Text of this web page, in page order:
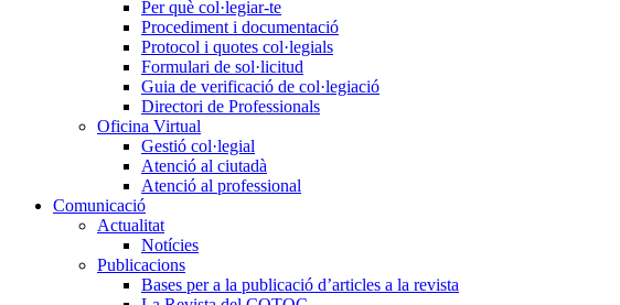
Per què col·legiar-te
Procediment i documentació
Protocol i quotes col·legials
Formulari de sol·licitud
Guia de verificació de col·legiació
Directori de Professionals
Oficina Virtual
Gestió col·legial
Atenció al ciutadà
Atenció al professional
Comunicació
Actualitat
Notícies
Publicacions
Bases per a la publicació d’articles a la revista